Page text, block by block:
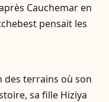
Cauchemar en
pensait les
des terrains où son
sa fille Hiziya